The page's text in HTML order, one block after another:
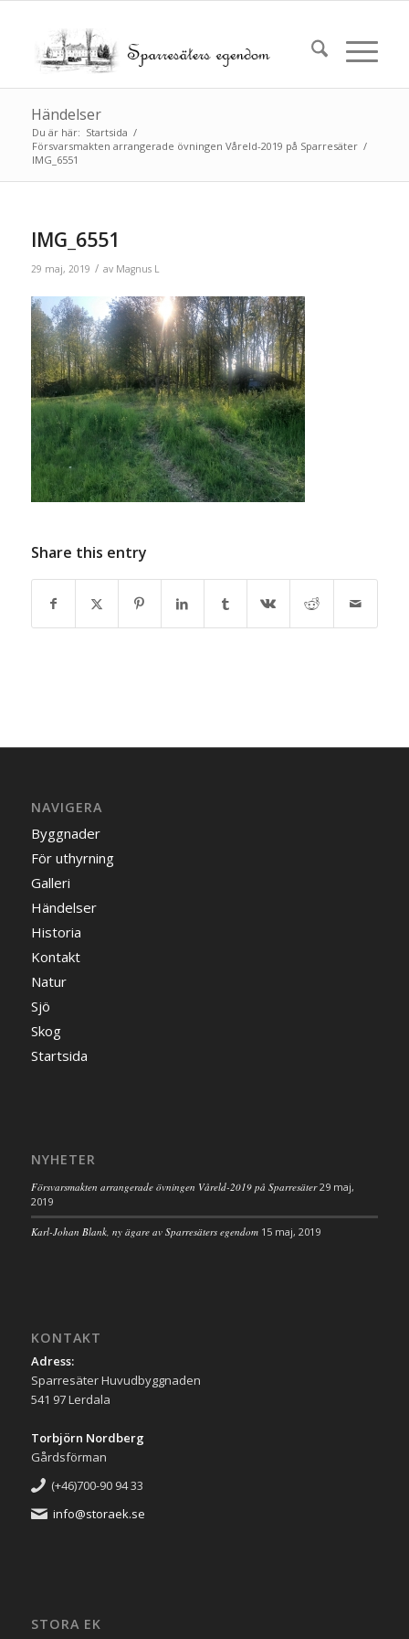
Händelser
Du är här: Startsida /
Försvarsmakten arrangerade övningen Våreld-2019 på Sparresäter /
IMG_6551
IMG_6551
29 maj, 2019 / av Magnus L
Share this entry
NAVIGERA
Byggnader
För uthyrning
Galleri
Händelser
Historia
Kontakt
Natur
Sjö
Skog
Startsida
NYHETER
Försvarsmakten arrangerade övningen Våreld-2019 på Sparresäter 29 maj,
2019
Karl-Johan Blank, ny ägare av Sparresäters egendom 15 maj, 2019
KONTAKT
Adress:
Sparresäter Huvudbyggnaden
541 97 Lerdala
Torbjörn Nordberg
Gårdsförman
(+46)700-90 94 33
info@storaek.se
STORA EK